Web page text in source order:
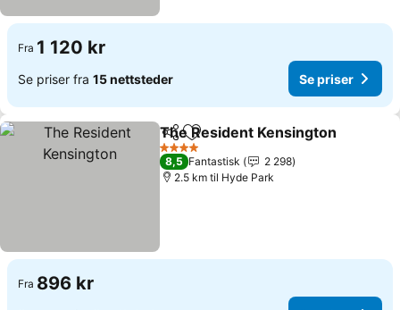
Fra 1 120 kr
Se priser fra 15 nettsteder Se priser
Del Legg til i favoritter
The Resident Kensington
4 Stjerner
8,5 Fantastisk
2 298
2.5 km til Hyde Park
Fra 896 kr